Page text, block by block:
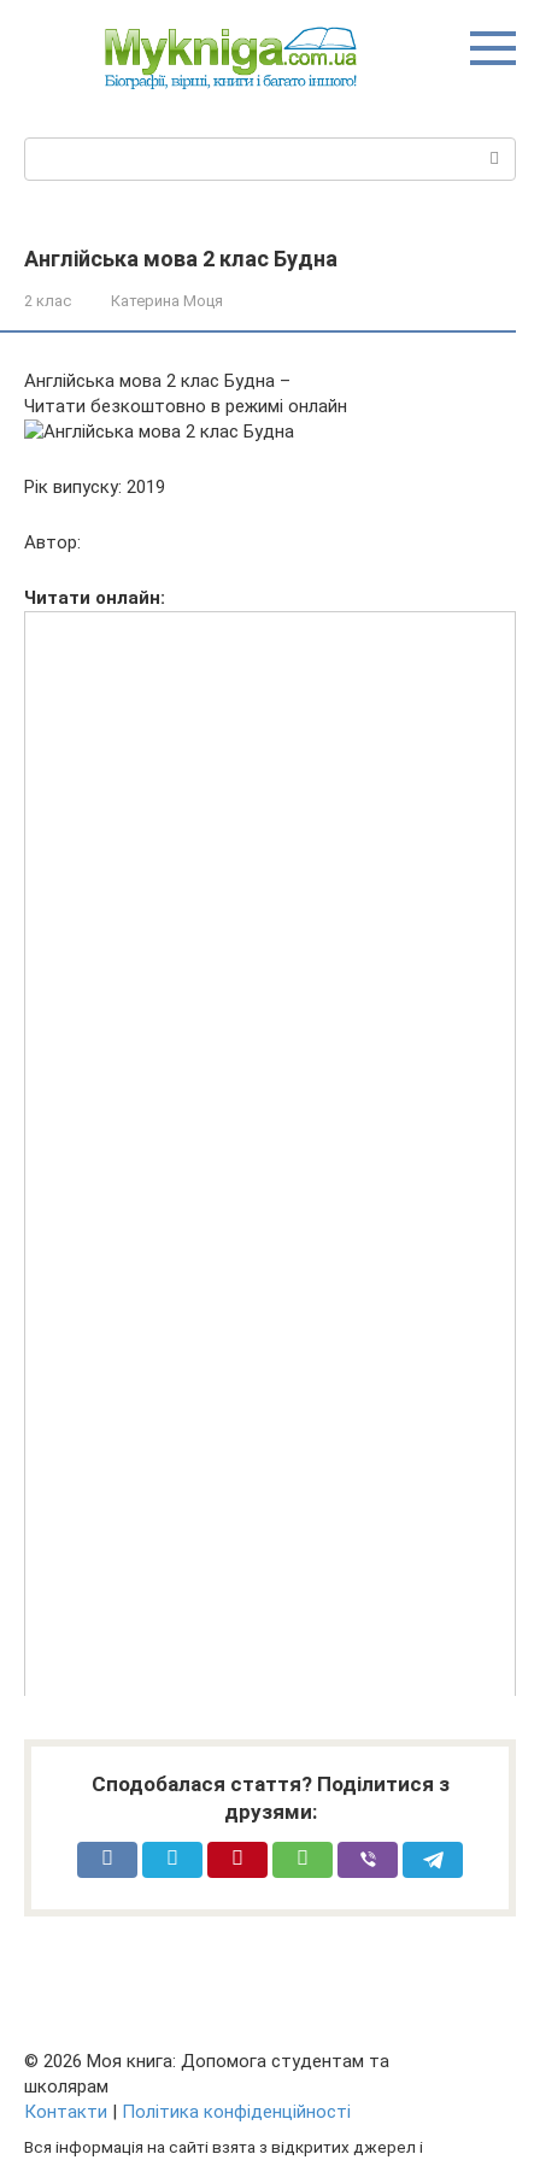
Англійська мова 2 клас Будна
2 клас Катерина Моця
Англійська мова 2 клас Будна –
Читати безкоштовно в режимі онлайн
Рік випуску: 2019
Автор:
Читати онлайн:
Сподобалася стаття? Поділитися з
друзями:
© 2026 Моя книга: Допомога студентам та
школярам
Контакти | Політика конфіденційності
Вся інформація на сайті взята з відкритих джерел і